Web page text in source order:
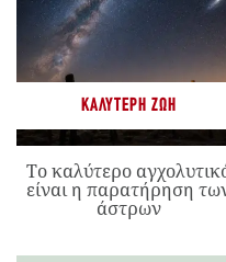
ΚΑΛΎΤΕΡΗ ΖΩΉ
Το καλύτερο
είναι η παρατήρηση
άστρων